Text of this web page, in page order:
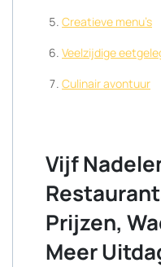
Creatieve menu’s
Veelzijdige
Culinair avontuur
Vijf
Prijzen,
Meer